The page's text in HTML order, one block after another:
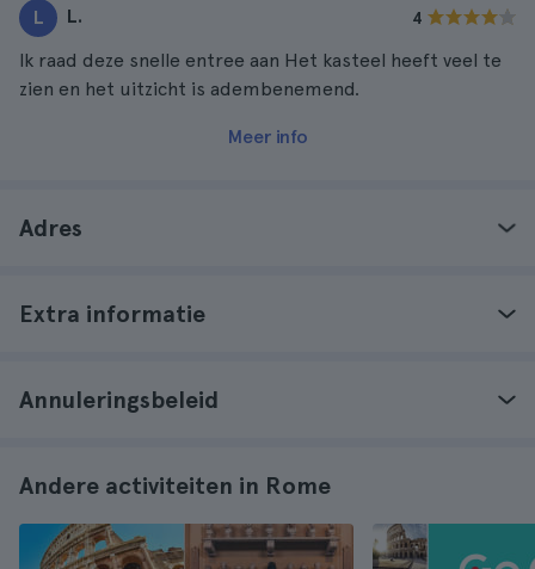
L L. 4
Ik raad deze snelle entree aan Het kasteel heeft veel te
zien en het uitzicht is adembenemend.
Meer info
Adres
Extra informatie
Annuleringsbeleid
Andere activiteiten in Rome